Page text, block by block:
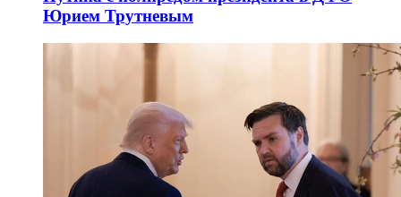
Юрием Трутневым